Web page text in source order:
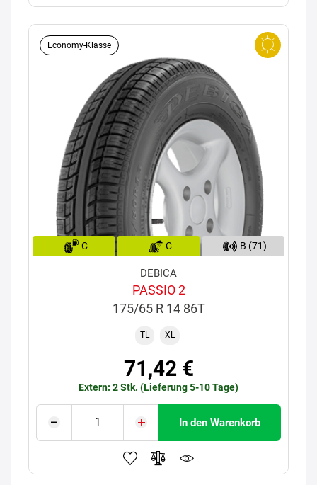
Economy-Klasse
C C B (71)
DEBICA
PASSIO 2
175/65 R 14 86T
TL XL
71,42 €
Extern: 2 Stk. (Lieferung 5-10 Tage)
In den Warenkorb